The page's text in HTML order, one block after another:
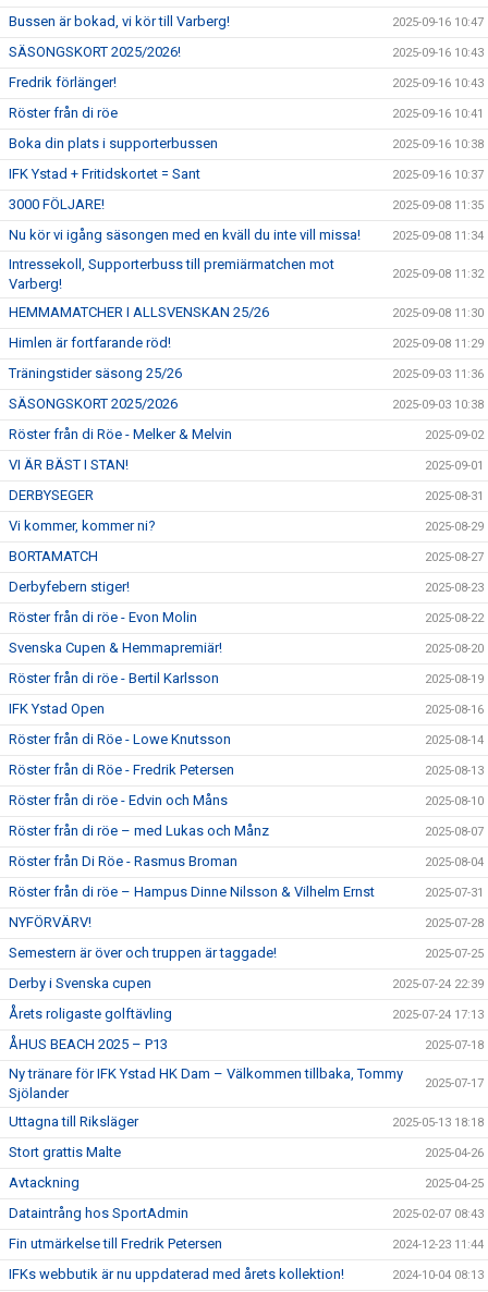
Bussen är bokad, vi kör till Varberg! 2025-09-16 10:47
SÄSONGSKORT 2025/2026! 2025-09-16 10:43
Fredrik förlänger! 2025-09-16 10:43
Röster från di röe 2025-09-16 10:41
Boka din plats i supporterbussen 2025-09-16 10:38
IFK Ystad + Fritidskortet = Sant 2025-09-16 10:37
3000 FÖLJARE! 2025-09-08 11:35
Nu kör vi igång säsongen med en kväll du inte vill missa! 2025-09-08 11:34
Intressekoll, Supporterbuss till premiärmatchen mot
Varberg!
2025-09-08 11:32
HEMMAMATCHER I ALLSVENSKAN 25/26 2025-09-08 11:30
Himlen är fortfarande röd! 2025-09-08 11:29
Träningstider säsong 25/26 2025-09-03 11:36
SÄSONGSKORT 2025/2026 2025-09-03 10:38
Röster från di Röe - Melker & Melvin 2025-09-02
VI ÄR BÄST I STAN! 2025-09-01
DERBYSEGER 2025-08-31
Vi kommer, kommer ni? 2025-08-29
BORTAMATCH 2025-08-27
Derbyfebern stiger! 2025-08-23
Röster från di röe - Evon Molin 2025-08-22
Svenska Cupen & Hemmapremiär! 2025-08-20
Röster från di röe - Bertil Karlsson 2025-08-19
IFK Ystad Open 2025-08-16
Röster från di Röe - Lowe Knutsson 2025-08-14
Röster från di Röe - Fredrik Petersen 2025-08-13
Röster från di röe - Edvin och Måns 2025-08-10
Röster från di röe – med Lukas och Månz 2025-08-07
Röster från Di Röe - Rasmus Broman 2025-08-04
Röster från di röe – Hampus Dinne Nilsson & Vilhelm Ernst 2025-07-31
NYFÖRVÄRV! 2025-07-28
Semestern är över och truppen är taggade! 2025-07-25
Derby i Svenska cupen 2025-07-24 22:39
Årets roligaste golftävling 2025-07-24 17:13
ÅHUS BEACH 2025 – P13 2025-07-18
Ny tränare för IFK Ystad HK Dam – Välkommen tillbaka, Tommy
Sjölander
2025-07-17
Uttagna till Riksläger 2025-05-13 18:18
Stort grattis Malte 2025-04-26
Avtackning 2025-04-25
Dataintrång hos SportAdmin 2025-02-07 08:43
Fin utmärkelse till Fredrik Petersen 2024-12-23 11:44
IFKs webbutik är nu uppdaterad med årets kollektion! 2024-10-04 08:13